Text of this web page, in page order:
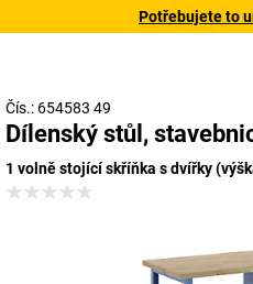
Potřebujete to
Čís.: 654583 49
Dílenský stůl,
1 volně stojící skříňka s dvířky